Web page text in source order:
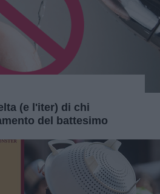
(e l'iter) di chi
del battesimo